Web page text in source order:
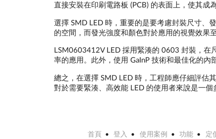
直接安裝在印刷電路板 (PCB) 的表面上，使其成
選擇 SMD LED 時，重要的是要考慮封裝尺寸、
的空間，而發光強度和顏色對於應用的視覺效果
LSM0603412V LED 採用緊湊的 0603 封裝，在
率的應用。此外，使用 GaInP 技術和最佳化的內
總之，在選擇 SMD LED 時，工程師應仔細評估
對於需要緊湊、高效能 LED 的使用者來說是一個
首頁 登入 使用案例 功能 定